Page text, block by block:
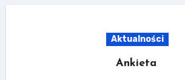
Aktualności
Ankieta